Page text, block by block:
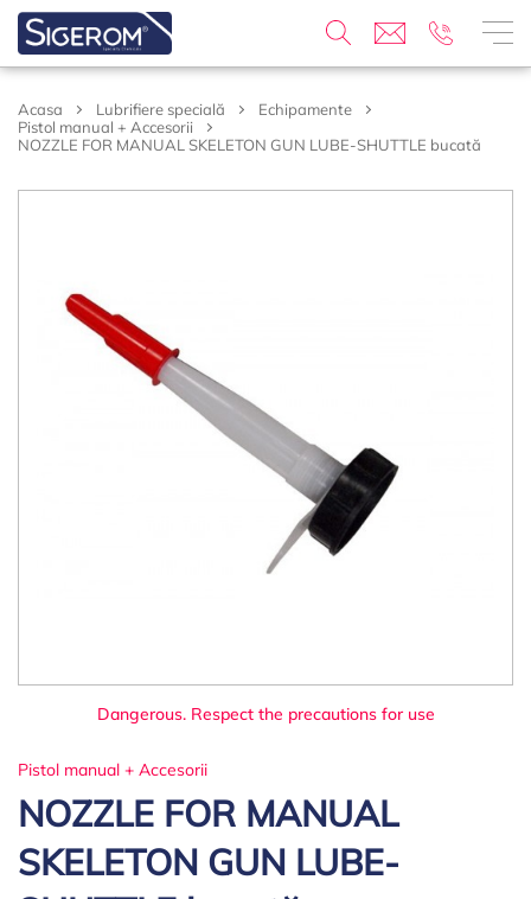
Acasa Lubrifiere specială
Echipamente
Pistol manual + Accesorii
NOZZLE FOR MANUAL SKELETON GUN LUBE-SHUTTLE bucată
Dangerous. Respect the precautions for use
Pistol manual + Accesorii
NOZZLE FOR MANUAL
SKELETON GUN LUBE-